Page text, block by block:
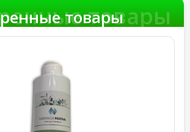
товары
товары